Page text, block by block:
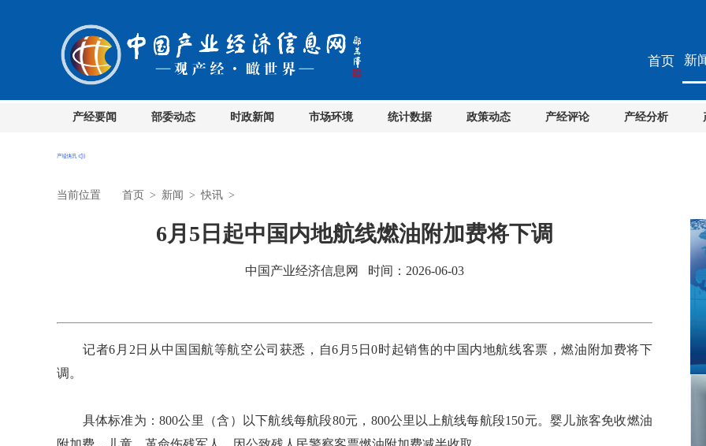
首页 新
产经要闻 部委动态 时政新闻 市场环境 统计数据 政策动态 产经评论 产经分析
当前位置 首页 > 新闻 > 快讯 >
6月5日起中国内地航线燃油附加费将下调
中国产业经济信息网 时间：2026-06-03
记者6月2日从中国国航等航空公司获悉，自6月5日0时起销售的中国内地航线客票，燃油附加费将下
调。
具体标准为：800公里（含）以下航线每航段80元，800公里以上航线每航段150元。婴儿旅客免收燃油